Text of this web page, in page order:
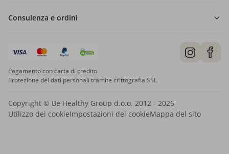
Consulenza e ordini
Pagamento con carta di credito.
Protezione dei dati personali tramite crittografia SSL.
Copyright © Be Healthy Group d.o.o. 2012 - 2026
Utilizzo dei cookieImpostazioni dei cookieMappa del sito